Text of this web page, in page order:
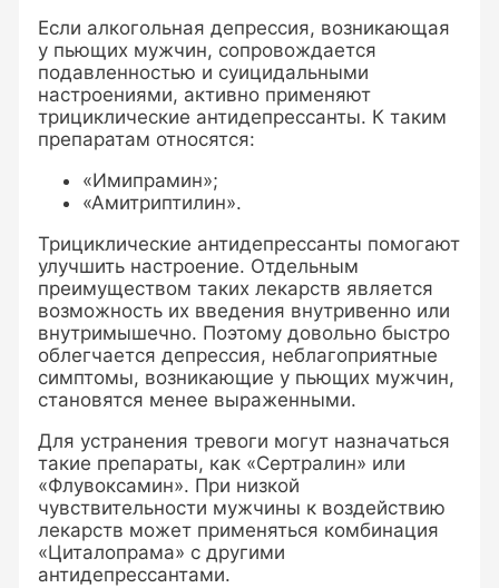
Если алкогольная депрессия, возникающая
у пьющих мужчин, сопровождается
подавленностью и суицидальными
настроениями, активно применяют
трициклические антидепрессанты. К таким
препаратам относятся:
«Имипрамин»;
«Амитриптилин».
Трициклические антидепрессанты помогают
улучшить настроение. Отдельным
преимуществом таких лекарств является
возможность их введения внутривенно или
внутримышечно. Поэтому довольно быстро
облегчается депрессия, неблагоприятные
симптомы, возникающие у пьющих мужчин,
становятся менее выраженными.
Для устранения тревоги могут назначаться
такие препараты, как «Сертралин» или
«Флувоксамин». При низкой
чувствительности мужчины к воздействию
лекарств может применяться комбинация
«Циталопрама» с другими
антидепрессантами.